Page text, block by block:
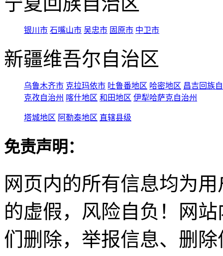
银川市 石嘴山市 吴忠市 固原市 中卫市
新疆维吾尔自治区
乌鲁木齐市 克拉玛依市 吐鲁番地区 哈密地区 昌吉回族
克孜自治州 喀什地区 和田地区 伊犁哈萨克自治州
塔城地区 阿勒泰地区 直辖县级
免责声明：
网页内的所有信息均为
的虚假，风险自负！网
们删除，举报信息、删